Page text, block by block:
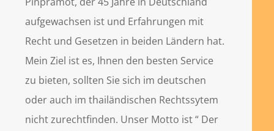
aufgewachsen ist und Erfahrungen mit
Recht und Gesetzen in beiden Ländern hat.
Mein Ziel ist es, Ihnen den besten Service
zu bieten, sollten Sie sich im deutschen
oder auch im thailändischen Rechtssytem
nicht zurechtfinden. Unser Motto ist “ Der